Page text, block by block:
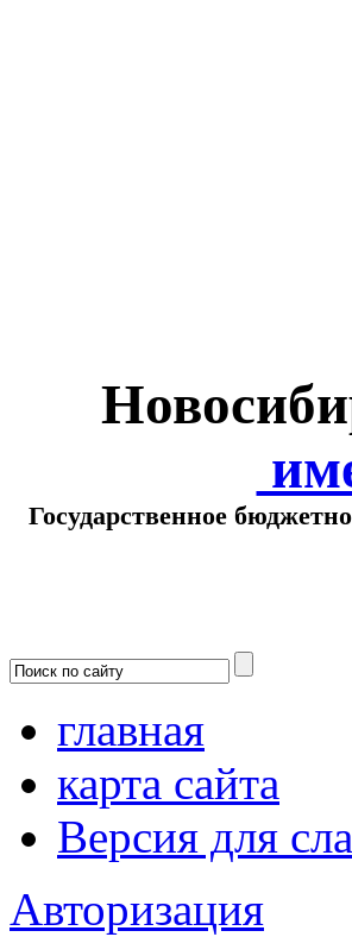
Государственное
главная
карта сайта
Версия для
Авторизация